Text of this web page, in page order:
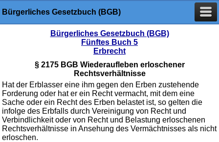
Bürgerliches Gesetzbuch (BGB)
Bürgerliches Gesetzbuch (BGB)
Fünftes Buch 5
Erbrecht
§ 2175 BGB Wiederaufleben erloschener
Rechtsverhältnisse
Hat der Erblasser eine ihm gegen den Erben zustehende
Forderung oder hat er ein Recht vermacht, mit dem eine
Sache oder ein Recht des Erben belastet ist, so gelten die
infolge des Erbfalls durch Vereinigung von Recht und
Verbindlichkeit oder von Recht und Belastung erloschenen
Rechtsverhältnisse in Ansehung des Vermächtnisses als nicht
erloschen.